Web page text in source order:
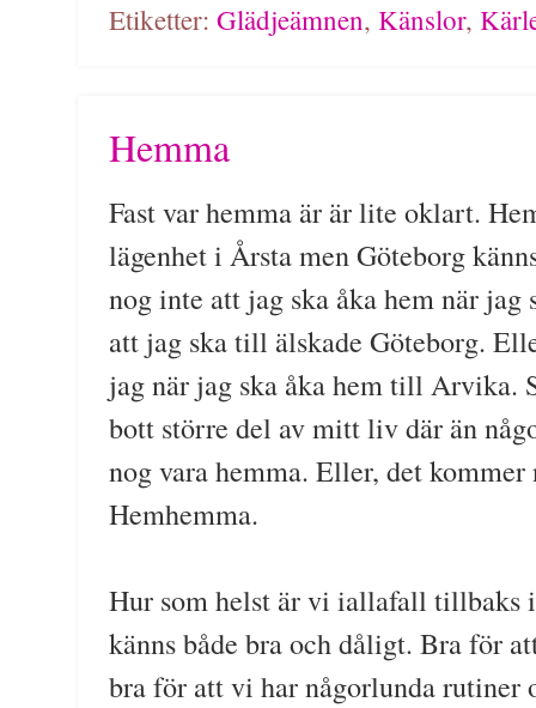
Etiketter: Glädjeämnen, Känslor,
Hemma
Fast var hemma är är lite oklart.
lägenhet i Årsta men Göteborg
nog inte att jag ska åka hem när jag
att jag ska till älskade Göteborg.
jag när jag ska åka hem till Arvika.
bott större del av mitt liv där än
nog vara hemma. Eller, det
Hemhemma.
Hur som helst är vi iallafall tillbaks
känns både bra och dåligt. Bra för
bra för att vi har någorlunda rutiner